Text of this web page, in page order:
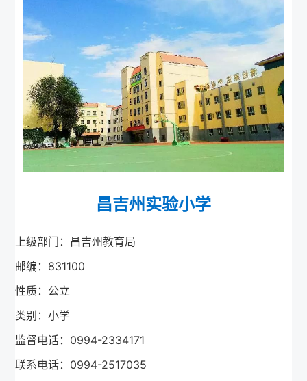
昌吉州实验小学
上级部门：昌吉州教育局
邮编：831100
性质：公立
类别：小学
监督电话：0994-2334171
联系电话：0994-2517035